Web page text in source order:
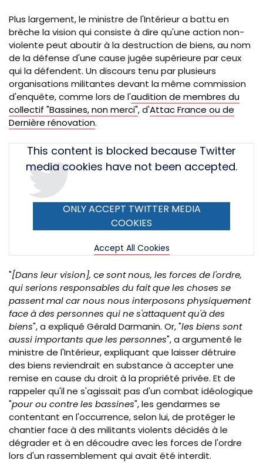
Plus largement, le ministre de l'Intérieur a battu en
brèche la vision qui consiste à dire qu'une action non-
violente peut aboutir à la destruction de biens, au nom
de la défense d'une cause jugée supérieure par ceux
qui la défendent. Un discours tenu par plusieurs
organisations militantes devant la même commission
d'enquête, comme lors de l'audition de membres du
collectif "Bassines, non merci", d'AttacFrance ou de
Dernière rénovation.
TweetThis content is blocked because Twitter
media cookies have not been accepted.
ONLY ACCEPT TWITTER MEDIA
COOKIES
Accept All Cookies
"[Dans leur vision], ce sont nous, les forces de l'ordre,
qui serions responsables du fait que les choses se
passent mal car nous nous interposons physiquement
face à des personnes qui ne s'attaquent qu'à des
biens", a expliqué Gérald Darmanin. Or, "les biens sont
aussi importants que les personnes", a argumenté le
ministre de l'Intérieur, expliquant que laisser détruire
des biens reviendrait en substance à accepter une
remise en cause du droit à la propriété privée. Et de
rappeler qu'il ne s'agissait pas d'un combat idéologique
"pour ou contre les bassines", les gendarmes se
contentant en l'occurrence, selon lui, de protéger le
chantier face à des militants violents décidés à le
dégrader et à en découdre avec les forces de l'ordre
lors d'un rassemblement qui avait été interdit.